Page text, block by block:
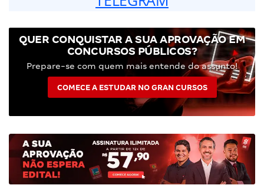
QUER CONQUISTAR A SUA APROVAÇÃO EM
CONCURSOS PÚBLICOS?
Prepare-se com quem mais entende do assunto!
COMECE A ESTUDAR NO GRAN CURSOS